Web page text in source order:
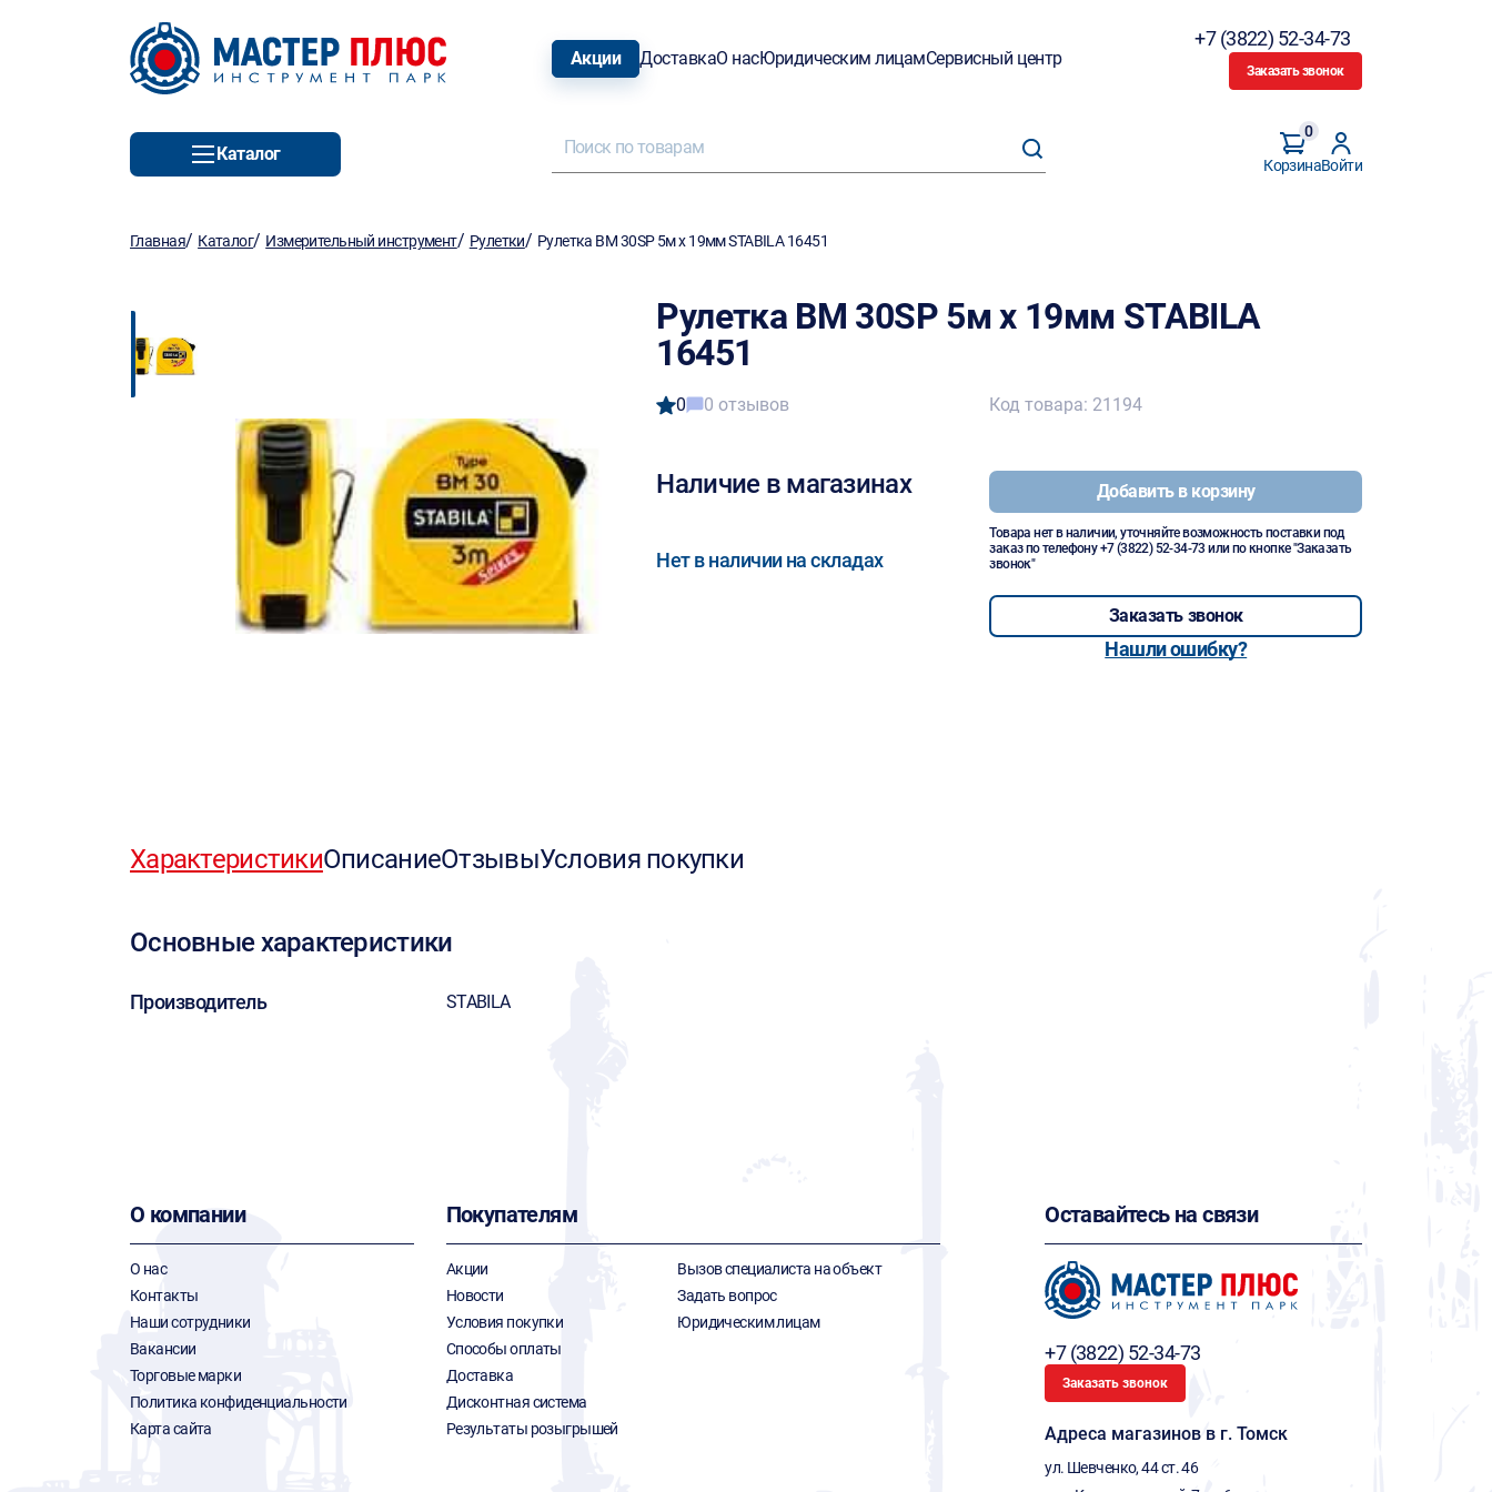
Акции ДоставкаО насЮридическим лицамСервисный центр
+7 (3822) 52-34-73
Заказать звонок
Каталог
Корзина
0
Войти
Главная/ Каталог/ Измерительный инструмент/ Рулетки/ Рулетка BM 30SP 5м х 19мм STABILA 16451
Рулетка BM 30SP 5м х 19мм STABILA
16451
0 0 отзывов
Наличие в магазинах
Нет в наличии на складах
Код товара: 21194
Добавить в корзину
Товара нет в наличии, уточняйте возможность поставки под
заказ по телефону+7 (3822) 52-34-73 или по кнопке "Заказать
звонок"
Заказать звонок
Нашли ошибку?
ХарактеристикиОписаниеОтзывыУсловия покупки
Основные характеристики
Производитель STABILA
О компании
О нас
Контакты
Наши сотрудники
Вакансии
Торговые марки
Политика конфиденциальности
Карта сайта
Покупателям
Акции
Новости
Условия покупки
Способы оплаты
Доставка
Дисконтная система
Результаты розыгрышей
Вызов специалиста на объект
Задать вопрос
Юридическим лицам
Оставайтесь на связи
+7 (3822) 52-34-73
Заказать звонок
Адреса магазинов в г. Томск
ул. Шевченко, 44 ст. 46